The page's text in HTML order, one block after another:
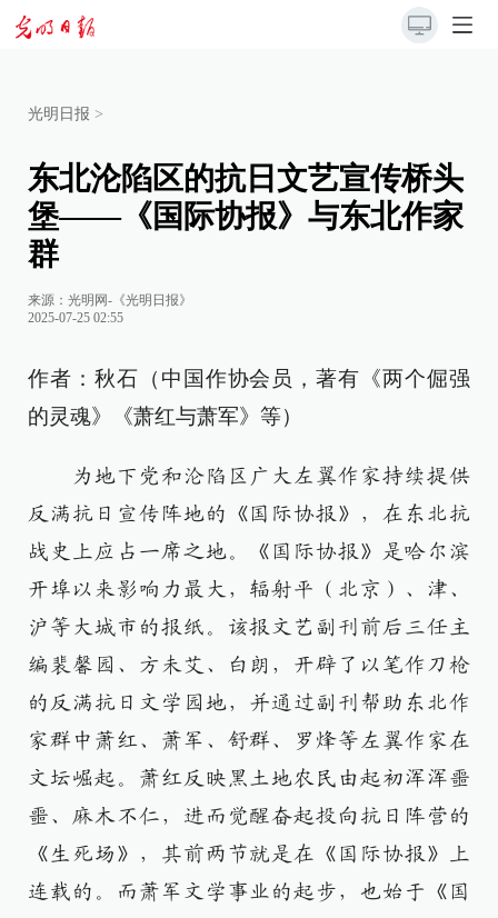
光明日报 >
东北沦陷区的抗日文艺宣传桥头
堡——《国际协报》与东北作家
群
来源： 光明网-《光明日报》
2025-07-25 02:55
作者：秋石（中国作协会员，著有《两个倔强
的灵魂》《萧红与萧军》等）
为地下党和沦陷区广大左翼作家持续提供
反满抗日宣传阵地的《国际协报》，在东北抗
战史上应占一席之地。《国际协报》是哈尔滨
开埠以来影响力最大，辐射平（北京）、津、
沪等大城市的报纸。该报文艺副刊前后三任主
编裴馨园、方未艾、白朗，开辟了以笔作刀枪
的反满抗日文学园地，并通过副刊帮助东北作
家群中萧红、萧军、舒群、罗烽等左翼作家在
文坛崛起。萧红反映黑土地农民由起初浑浑噩
噩、麻木不仁，进而觉醒奋起投向抗日阵营的
《生死场》，其前两节就是在《国际协报》上
连载的。而萧军文学事业的起步，也始于《国